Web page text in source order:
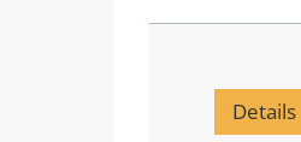
Details